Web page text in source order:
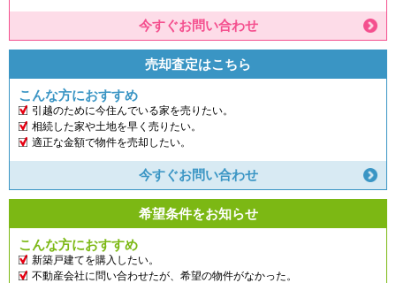
今すぐお問い合わせ
売却査定はこちら
こんな方におすすめ
引越のために今住んでいる家を売りたい。
相続した家や土地を早く売りたい。
適正な金額で物件を売却したい。
今すぐお問い合わせ
希望条件をお知らせ
こんな方におすすめ
新築戸建てを購入したい。
不動産会社に問い合わせたが、希望の物件がなかった。